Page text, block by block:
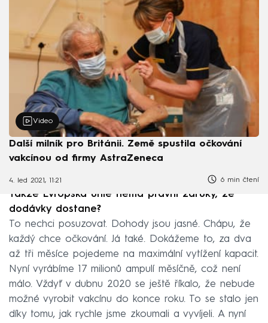
Video
Další milník pro Británii. Země spustila očkování
vakcínou od firmy AstraZeneca
4. led 2021, 11:21 6 min čtení
Takže Evropská unie nemá právní záruky, že
dodávky dostane?
To nechci posuzovat. Dohody jsou jasné. Chápu, že
každý chce očkování. Já také. Dokážeme to, za dva
až tři měsíce pojedeme na maximální vytížení kapacit.
Nyní vyrábíme 17 milionů ampulí měsíčně, což není
málo. Vždyť v dubnu 2020 se ještě říkalo, že nebude
možné vyrobit vakcínu do konce roku. To se stalo jen
díky tomu, jak rychle jsme zkoumali a vyvíjeli. A nyní